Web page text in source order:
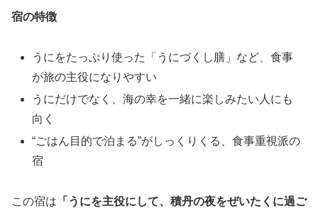
宿の特徴
うにをたっぷり使った「うにづくし膳」など、食事
が旅の主役になりやすい
うにだけでなく、海の幸を一緒に楽しみたい人にも
向く
“ごはん目的で泊まる”がしっくりくる、食事重視派の
宿
この宿は 「うにを主役にして、積丹の夜をぜいたくに過ご